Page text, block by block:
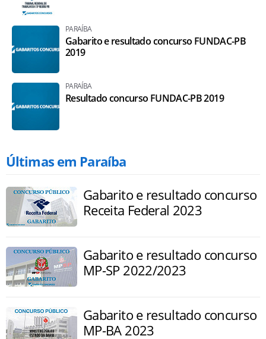
PARAÍBA
Gabarito e resultado concurso FUNDAC-PB
2019
PARAÍBA
Resultado concurso FUNDAC-PB 2019
Últimas em Paraíba
Gabarito e resultado concurso
Receita Federal 2023
Gabarito e resultado concurso
MP-SP 2022/2023
Gabarito e resultado concurso
MP-BA 2023